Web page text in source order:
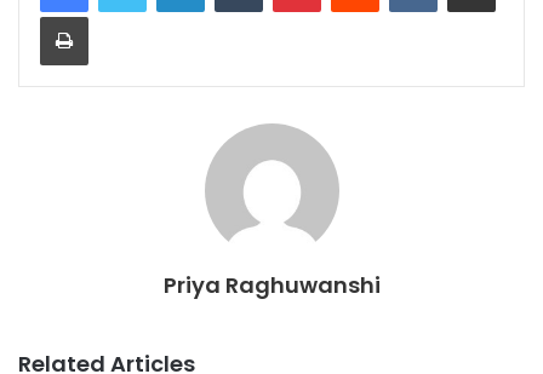
Print
Priya Raghuwanshi
Related Articles